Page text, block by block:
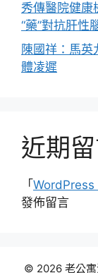
秀傳醫院健康
“藥”對抗肝性
陳國祥：馬英
體凌遲
近期
「WordPress
發佈留言
© 2026 老公寓